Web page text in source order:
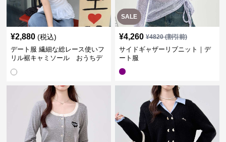
¥2,880 (税込)
デート服 繊細な総レース使いフ
リル裾キャミソール おうちデ
SALE
¥4,260 ¥4820(割引前)
サイドギャザーリブニット｜デ
ート服